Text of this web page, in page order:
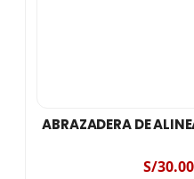
ABRAZADERA DE
S/30.00